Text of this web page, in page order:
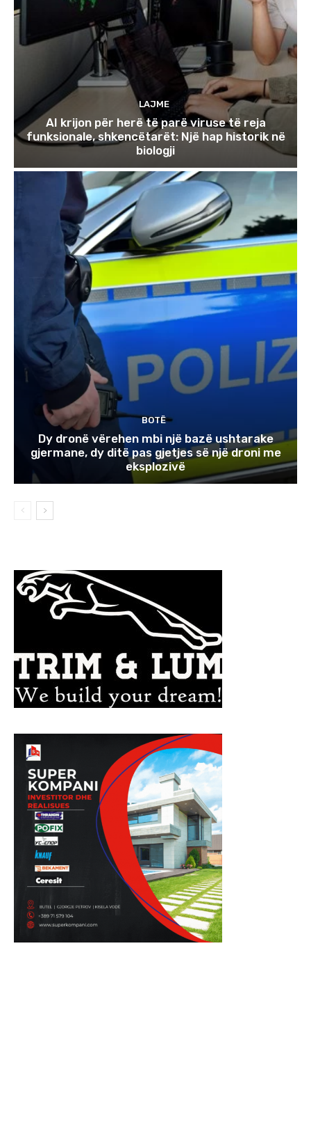
LAJME
AI krijon për herë të parë viruse të reja
funksionale, shkencëtarët: Një hap historik në
biologji
BOTË
Dy dronë vërehen mbi një bazë ushtarake
gjermane, dy ditë pas gjetjes së një droni me
eksplozivë